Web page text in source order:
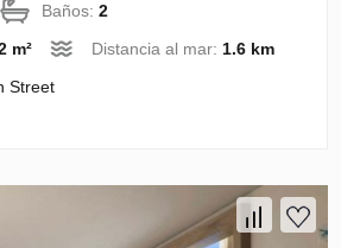
Baños:2
m² Distancia al mar:1.6 km
Street